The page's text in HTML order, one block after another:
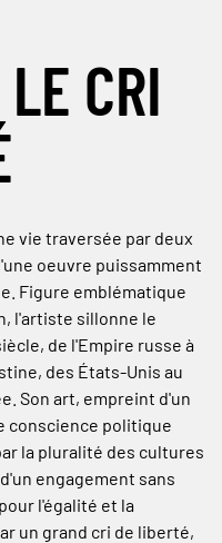
CRI
vie traversée par deux
oeuvre puissamment
Figure emblématique
l'artiste sillonne le
de l'Empire russe à
des États-Unis au
Son art, empreint d'un
conscience politique
la pluralité des cultures
engagement sans
l'égalité et la
un grand cri de liberté,